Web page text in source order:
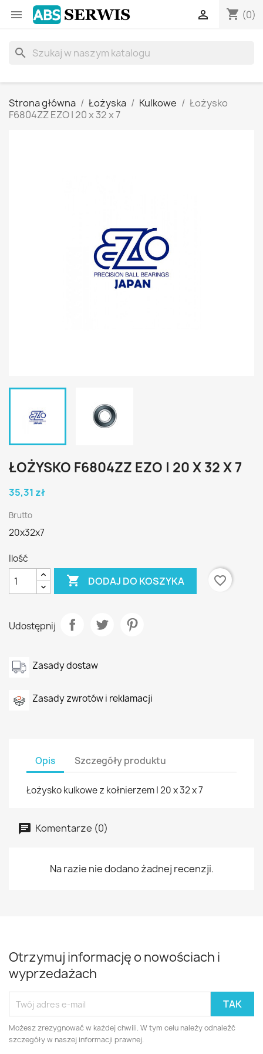
 shopping_cart (0)

search
Strona główna Łożyska Kulkowe
Łożysko
F6804ZZ EZO | 20 x 32 x 7
ŁOŻYSKO F6804ZZ EZO | 20 X 32 X 7
35,31 zł
Brutto
20x32x7
Ilość
 DODAJ DO KOSZYKA favorite_border
Udostępnij
Zasady dostaw
Zasady zwrotów i reklamacji
Opis Szczegóły produktu
Łożysko kulkowe z kołnierzem | 20 x 32 x 7
Komentarze (0)
Na razie nie dodano żadnej recenzji.
Otrzymuj informację o nowościach i
wyprzedażach
Możesz zrezygnować w każdej chwili. W tym celu należy odnaleźć
szczegóły w naszej informacji prawnej.